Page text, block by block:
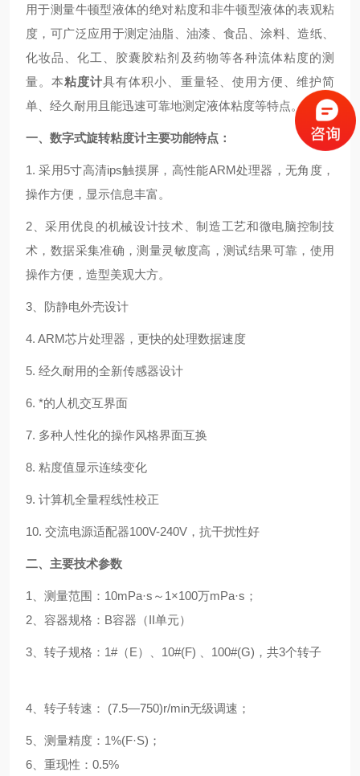
用于测量牛顿型液体的绝对粘度和非牛顿型液体的表观粘
度，可广泛应用于测定油脂、油漆、食品、涂料、造纸、
化妆品、化工、胶囊胶粘剂及药物等各种流体粘度的测
量。本粘度计具有体积小、重量轻、使用方便、维护简
单、经久耐用且能迅速可靠地测定液体粘度等特点。
一、 数字式旋转粘度计主要功能特点：
1. 采用5寸高清ips触摸屏，高性能ARM处理器，无角度，
操作方便，显示信息丰富。
2、采用优良的机械设计技术、制造工艺和微电脑控制技
术，数据采集准确，测量灵敏度高，测试结果可靠，使用
操作方便，造型美观大方。
3、防静电外壳设计
4. ARM芯片处理器，更快的处理数据速度
5. 经久耐用的全新传感器设计
6. *的人机交互界面
7. 多种人性化的操作风格界面互换
8. 粘度值显示连续变化
9. 计算机全量程线性校正
10. 交流电源适配器100V-240V，抗干扰性好
二、主要技术参数
1、测量范围：10mPa·s～1×100万mPa·s；
2、容器规格：B容器（II单元）
3、转子规格：1#（E）、10#(F) 、100#(G)，共3个转子
4、转子转速： (7.5—750)r/min无级调速；
5、测量精度：1%(F·S)；
6、重现性：0.5%